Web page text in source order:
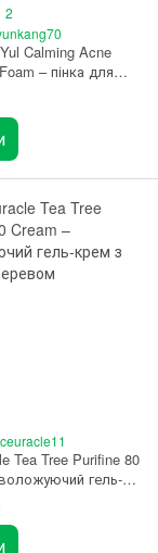
2
Calming Acne
– пінка для
акне
Tea Tree Purifine 80
гель-
деревом 50 г